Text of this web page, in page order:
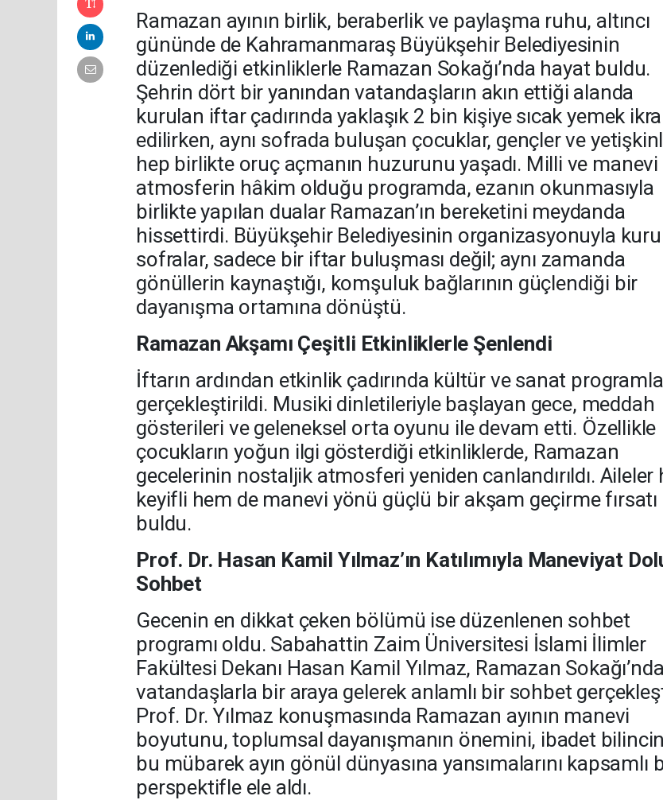
Ramazan ayının birlik, beraberlik ve paylaşma ruhu, altıncı
gününde de Kahramanmaraş Büyükşehir Belediyesinin
düzenlediği etkinliklerle Ramazan Sokağı’nda hayat buldu.
Şehrin dört bir yanından vatandaşların akın ettiği alanda
kurulan iftar çadırında yaklaşık 2 bin kişiye sıcak yemek
edilirken, aynı sofrada buluşan çocuklar, gençler ve
hep birlikte oruç açmanın huzurunu yaşadı. Milli ve manevi
atmosferin hâkim olduğu programda, ezanın okunmasıyla
birlikte yapılan dualar Ramazan’ın bereketini meydanda
hissettirdi. Büyükşehir Belediyesinin organizasyonuyla
sofralar, sadece bir iftar buluşması değil; aynı zamanda
gönüllerin kaynaştığı, komşuluk bağlarının güçlendiği bir
dayanışma ortamına dönüştü.
Ramazan Akşamı Çeşitli Etkinliklerle Şenlendi
İftarın ardından etkinlik çadırında kültür ve sanat
gerçekleştirildi. Musiki dinletileriyle başlayan gece, meddah
gösterileri ve geleneksel orta oyunu ile devam etti. Özellikle
çocukların yoğun ilgi gösterdiği etkinliklerde, Ramazan
gecelerinin nostaljik atmosferi yeniden canlandırıldı. Aileler
keyifli hem de manevi yönü güçlü bir akşam geçirme fırsatı
buldu.
Prof. Dr. Hasan Kamil Yılmaz’ın Katılımıyla Maneviyat
Sohbet
Gecenin en dikkat çeken bölümü ise düzenlenen sohbet
programı oldu. Sabahattin Zaim Üniversitesi İslami İlimler
Fakültesi Dekanı Hasan Kamil Yılmaz, Ramazan Sokağı’nda
vatandaşlarla bir araya gelerek anlamlı bir sohbet
Prof. Dr. Yılmaz konuşmasında Ramazan ayının manevi
boyutunu, toplumsal dayanışmanın önemini, ibadet
bu mübarek ayın gönül dünyasına yansımalarını kapsamlı
perspektifle ele aldı.